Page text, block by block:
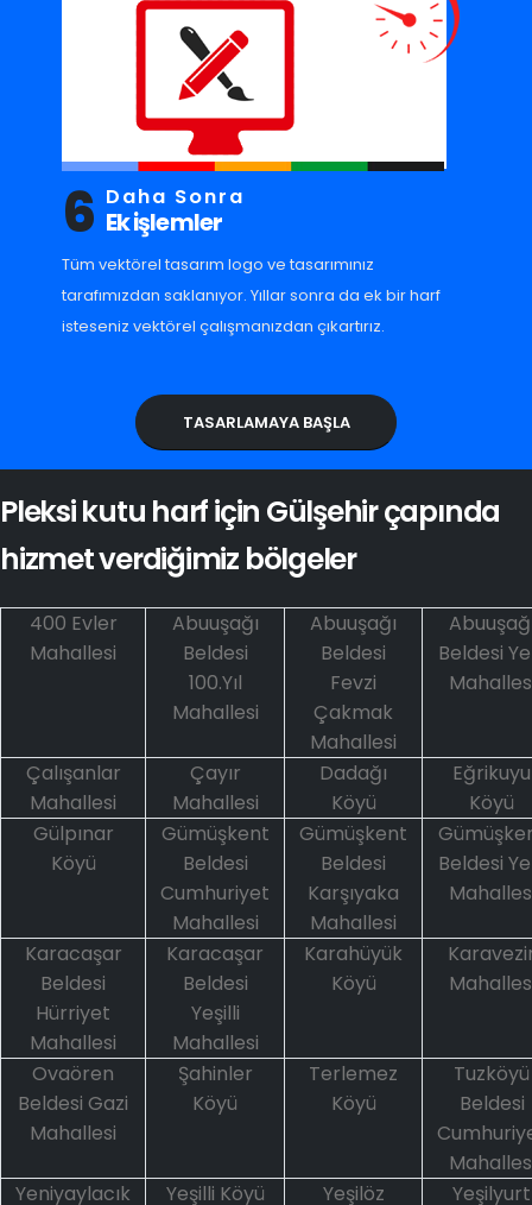
6 Daha Sonra
Ek işlemler
Tüm vektörel tasarım logo ve tasarımınız
tarafımızdan saklanıyor. Yıllar sonra da ek bir harf
isteseniz vektörel çalışmanızdan çıkartırız.
TASARLAMAYA BAŞLA
Pleksi kutu harf için Gülşehir çapında
hizmet verdiğimiz bölgeler
400 Evler
Mahallesi
Abuuşağı
Beldesi
100.Yıl
Mahallesi
Abuuşağı
Beldesi
Fevzi
Çakmak
Mahallesi
Beldesi
Çalışanlar
Mahallesi
Çayır
Mahallesi
Dadağı
Köyü
Eğrikuyu
Köyü
Gülpınar
Köyü
Gümüşkent
Beldesi
Cumhuriyet
Mahallesi
Gümüşkent
Beldesi
Karşıyaka
Mahallesi
Beldesi
Karacaşar
Beldesi
Hürriyet
Mahallesi
Karacaşar
Beldesi
Yeşilli
Mahallesi
Karahüyük
Köyü
Ovaören
Beldesi Gazi
Mahallesi
Şahinler
Köyü
Terlemez
Köyü
Tuzköyü
Beldesi
Yeniyaylacık
Yeşilli Köyü
Yeşilöz
Yeşilyurt